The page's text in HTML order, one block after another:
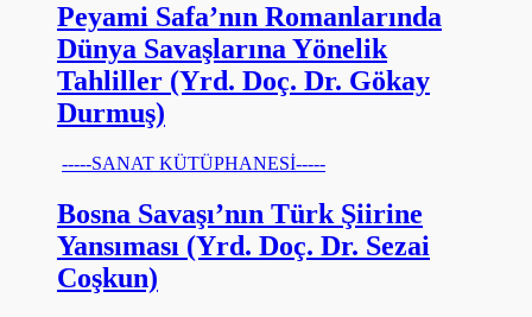
Peyami Safa’nın Romanlarında
Dünya Savaşlarına Yönelik
Tahliller (Yrd. Doç. Dr. Gökay
Durmuş)
-----SANAT KÜTÜPHANESİ-----
Bosna Savaşı’nın Türk Şiirine
Yansıması (Yrd. Doç. Dr. Sezai
Coşkun)